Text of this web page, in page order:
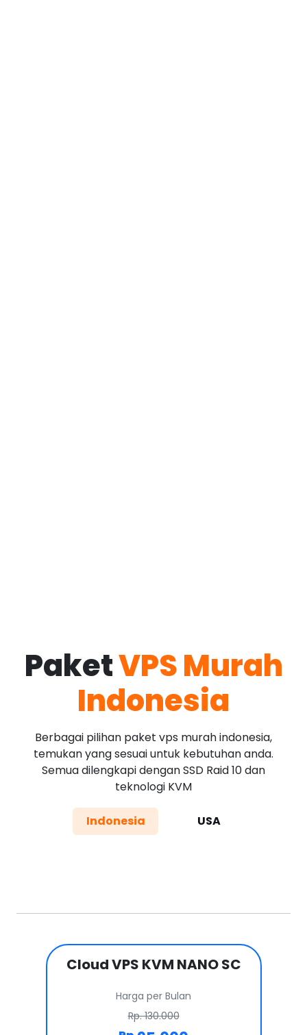
PaketVPS Murah
Indonesia
Berbagai pilihan paket vps murah indonesia,
temukan yang sesuai untuk kebutuhan anda.
Semua dilengkapi dengan SSD Raid 10 dan
teknologi KVM
Indonesia USA
Cloud VPS KVM NANO SC
Harga per Bulan
Rp. 130.000